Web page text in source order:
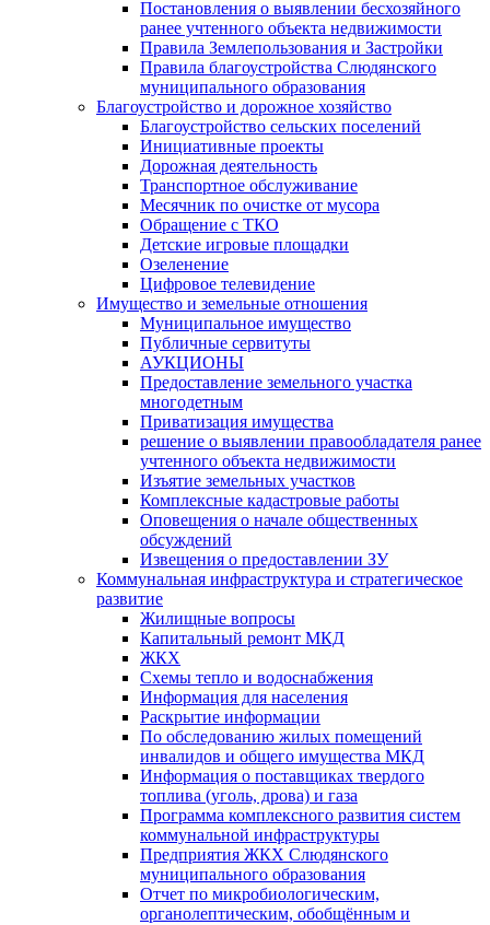
Постановления о выявлении бесхозяйного
ранее учтенного объекта недвижимости
Правила Землепользования и Застройки
Правила благоустройства Слюдянского
муниципального образования
Благоустройство и дорожное хозяйство
Благоустройство сельских поселений
Инициативные проекты
Дорожная деятельность
Транспортное обслуживание
Месячник по очистке от мусора
Обращение с ТКО
Детские игровые площадки
Озеленение
Цифровое телевидение
Имущество и земельные отношения
Муниципальное имущество
Публичные сервитуты
АУКЦИОНЫ
Предоставление земельного участка
многодетным
Приватизация имущества
решение о выявлении правообладателя ранее
учтенного объекта недвижимости
Изъятие земельных участков
Комплексные кадастровые работы
Оповещения о начале общественных
обсуждений
Извещения о предоставлении ЗУ
Коммунальная инфраструктура и стратегическое
развитие
Жилищные вопросы
Капитальный ремонт МКД
ЖКХ
Схемы тепло и водоснабжения
Информация для населения
Раскрытие информации
По обследованию жилых помещений
инвалидов и общего имущества МКД
Информация о поставщиках твердого
топлива (уголь, дрова) и газа
Программа комплексного развития систем
коммунальной инфраструктуры
Предприятия ЖКХ Слюдянского
муниципального образования
Отчет по микробиологическим,
органолептическим, обобщённым и